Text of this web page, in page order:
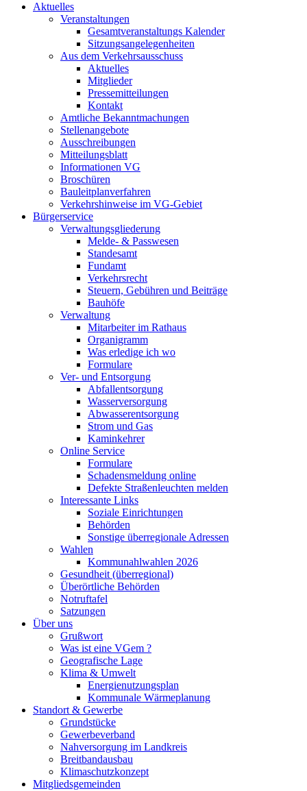
Aktuelles
Veranstaltungen
Gesamtveranstaltungs Kalender
Sitzungsangelegenheiten
Aus dem Verkehrsausschuss
Aktuelles
Mitglieder
Pressemitteilungen
Kontakt
Amtliche Bekanntmachungen
Stellenangebote
Ausschreibungen
Mitteilungsblatt
Informationen VG
Broschüren
Bauleitplanverfahren
Verkehrshinweise im VG-Gebiet
Bürgerservice
Verwaltungsgliederung
Melde- & Passwesen
Standesamt
Fundamt
Verkehrsrecht
Steuern, Gebühren und Beiträge
Bauhöfe
Verwaltung
Mitarbeiter im Rathaus
Organigramm
Was erledige ich wo
Formulare
Ver- und Entsorgung
Abfallentsorgung
Wasserversorgung
Abwasserentsorgung
Strom und Gas
Kaminkehrer
Online Service
Formulare
Schadensmeldung online
Defekte Straßenleuchten melden
Interessante Links
Soziale Einrichtungen
Behörden
Sonstige überregionale Adressen
Wahlen
Kommunahlwahlen 2026
Gesundheit (überregional)
Überörtliche Behörden
Notruftafel
Satzungen
Über uns
Grußwort
Was ist eine VGem ?
Geografische Lage
Klima & Umwelt
Energienutzungsplan
Kommunale Wärmeplanung
Standort & Gewerbe
Grundstücke
Gewerbeverband
Nahversorgung im Landkreis
Breitbandausbau
Klimaschutzkonzept
Mitgliedsgemeinden